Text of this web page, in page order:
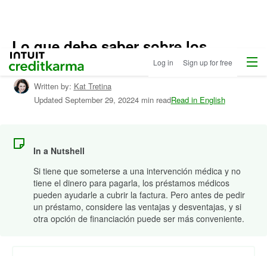
Intuit Credit Karma Log in Sign up for free Menu
Lo que debe saber sobre los
préstamos médicos
Written by: Kat Tretina
Updated September 29, 20224 min readRead in English
In a Nutshell
Si tiene que someterse a una intervención médica y no
tiene el dinero para pagarla, los préstamos médicos
pueden ayudarle a cubrir la factura. Pero antes de pedir
un préstamo, considere las ventajas y desventajas, y si
otra opción de financiación puede ser más conveniente.